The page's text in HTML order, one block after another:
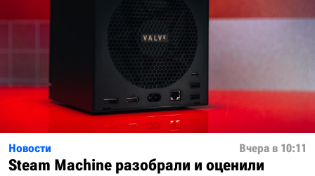
Новости Вчера в 10:11
Steam Machine разобрали и оценили